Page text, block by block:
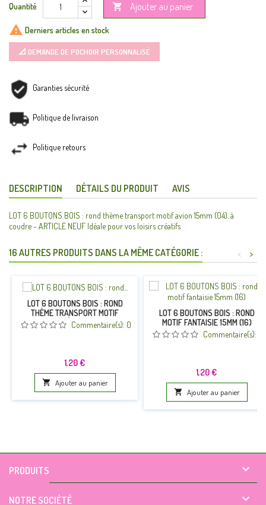
Quantité  Ajouter au panier
 Derniers articles en stock
📐 DEMANDE DE POCHOIR PERSONNALISÉ
Garanties sécurité
Politique de livraison
Politique retours
DESCRIPTION DÉTAILS DU PRODUIT AVIS
LOT 6 BOUTONS BOIS : rond thème transport motif avion 15mm (04). à
coudre - ARTICLE NEUF Idéale pour vos loisirs créatifs
16 AUTRES PRODUITS DANS LA MÊME CATÉGORIE : >
<
LOT 6 BOUTONS BOIS : ROND
THÈME TRANSPORT MOTIF
HELICOPTÈRE 15MM (03)
Commentaire(s): 0
Prix
1,20 €
 Ajouter au panier
LOT 6 BOUTONS BOIS : ROND
MOTIF FANTAISIE 15MM (16)
Commentaire(s):
Prix
1,20 €
 Ajouter au panier
PRODUITS 
NOTRE SOCIÉTÉ 